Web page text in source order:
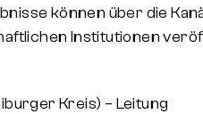
können über die
Institutionen
Kreis) – Leitung